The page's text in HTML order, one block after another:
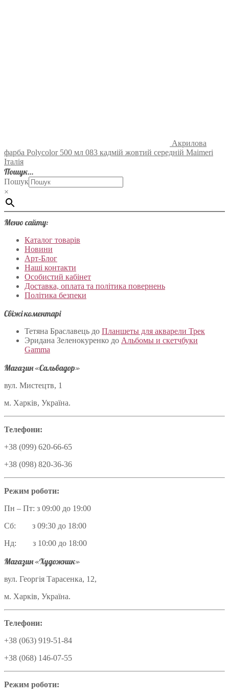
Акрилова
фарба Polycolor 500 мл 083 кадмій жовтий середній Maimeri
Італія
Пошук…
Пошук
×
Меню сайту:
Каталог товарів
Новини
Арт-Блог
Наші контакти
Особистий кабінет
Доставка, оплата та політика повернень
Політика безпеки
Свіжі коментарі
Тетяна Браславець до Планшеты для акварели Трек
Эридана Зеленокуренко до Альбомы и скетчбуки
Gamma
Магазин «Сальвадор»
вул. Мистецтв, 1
м. Харків, Україна.
Телефони:
+38 (099) 620-66-65
+38 (098) 820-36-36
Режим роботи:
Пн – Пт: з 09:00 до 19:00
Сб: з 09:30 до 18:00
Нд: з 10:00 до 18:00
Магазин «Художник»
вул. Георгія Тарасенка, 12,
м. Харків, Україна.
Телефони:
+38 (063) 919-51-84
+38 (068) 146-07-55
Режим роботи: